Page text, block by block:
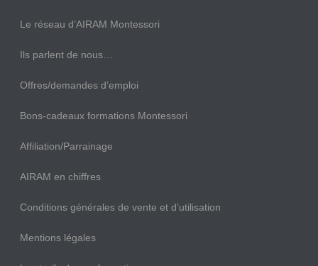
Le réseau d’AIRAM Montessori
Ils parlent de nous…
Offres/demandes d’emploi
Bons-cadeaux formations Montessori
Affiliation/Parrainage
AIRAM en chiffres
Conditions générales de vente et d’utilisation
Mentions légales